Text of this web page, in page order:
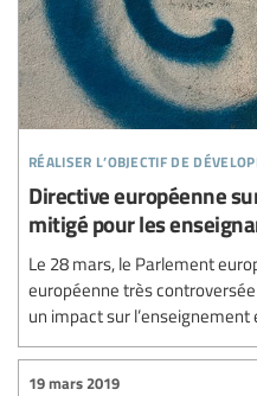
réaliser l’objectif de
Directive européenne
mitigé pour les
Le 28 mars, le Parlement
européenne très
un impact sur l’enseignement
19 mars 2019